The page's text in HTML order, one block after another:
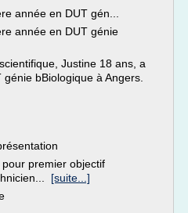
année en DUT gén...
année en DUT génie
Justine 18 ans, a
bBiologique à Angers.
premier objectif
[suite...]